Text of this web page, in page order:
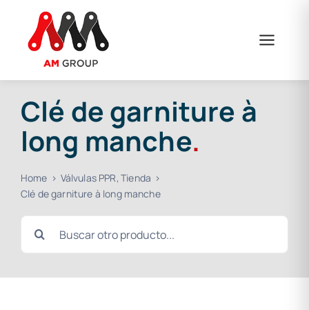
content
Clé de garniture à
long manche.
Home Válvulas PPR Tienda
Clé de garniture à long manche
Search
for: